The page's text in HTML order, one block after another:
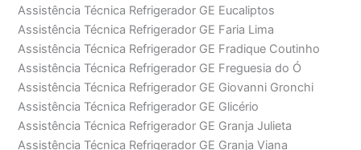
Assistência Técnica Refrigerador GE Eucaliptos
Assistência Técnica Refrigerador GE Faria Lima
Assistência Técnica Refrigerador GE Fradique Coutinho
Assistência Técnica Refrigerador GE Freguesia do Ó
Assistência Técnica Refrigerador GE Giovanni Gronchi
Assistência Técnica Refrigerador GE Glicério
Assistência Técnica Refrigerador GE Granja Julieta
Assistência Técnica Refrigerador GE Granja Viana